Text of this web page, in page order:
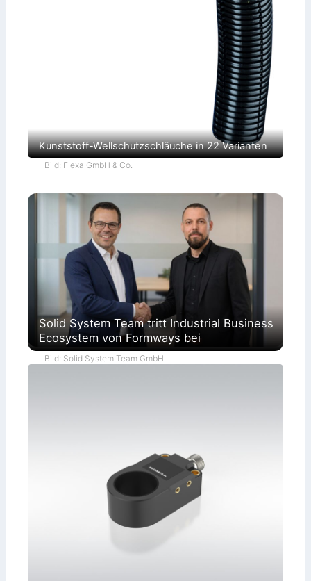
Kunststoff-Wellschutzschläuche in 22 Varianten
Bild: Flexa GmbH & Co.
Solid System Team tritt Industrial Business
Ecosystem von Formways bei
Bild: Solid System Team GmbH